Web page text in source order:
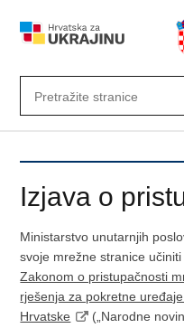
glavni
Izjava o
Ministarstvo unutarnjih
svoje mrežne stranice
Zakonom o pristupačnosti
rješenja za pokretne
Hrvatske
(„Narodne